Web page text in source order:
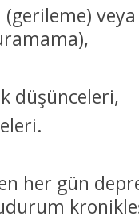
düşünceleri,
her gün